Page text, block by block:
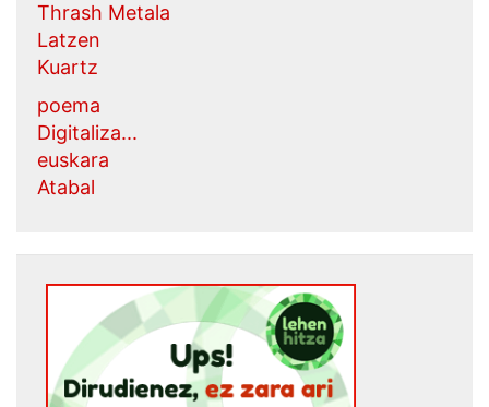
Thrash Metala
Latzen
Kuartz
poema
Digitaliza...
euskara
Atabal